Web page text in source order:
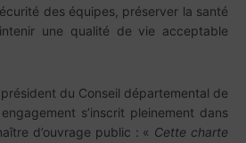
des équipes, préserver la santé
une qualité de vie acceptable
du Conseil départemental de
s’inscrit pleinement dans
d’ouvrage public : « Cette charte